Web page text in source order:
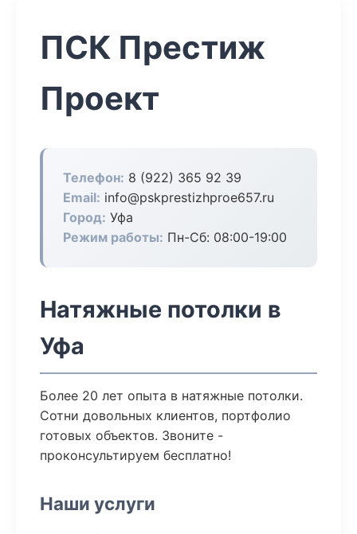
ПСК Престиж
Проект
Телефон: 8 (922) 365 92 39
Email: info@pskprestizhproe657.ru
Город: Уфа
Режим работы: Пн-Сб: 08:00-19:00
Натяжные потолки в
Уфа
Более 20 лет опыта в натяжные потолки.
Сотни довольных клиентов, портфолио
готовых объектов. Звоните -
проконсультируем бесплатно!
Наши услуги